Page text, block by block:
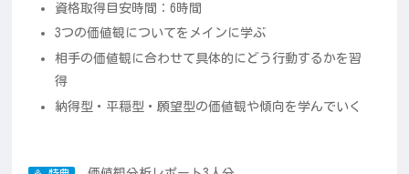
資格取得目安時間：6時間
3つの価値観についてをメインに学ぶ
相手の価値観に合わせて具体的にどう行動するかを習
得
納得型・平穏型・願望型の価値観や傾向を学んでいく